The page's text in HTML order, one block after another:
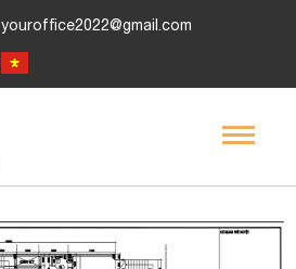
youroffice2022@gmail.com